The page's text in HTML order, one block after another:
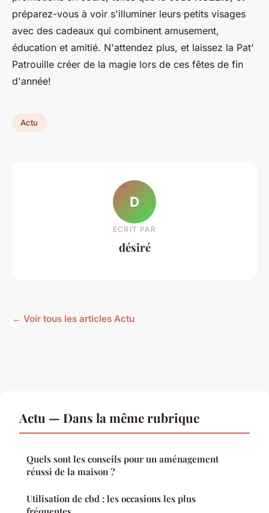
préparez-vous à voir s'illuminer leurs petits visages
avec des cadeaux qui combinent amusement,
éducation et amitié. N'attendez plus, et laissez la Pat'
Patrouille créer de la magie lors de ces fêtes de fin
d'année!
Actu
D
ECRIT PAR
désiré
← Voir tous les articles Actu
Actu — Dans la même rubrique
Quels sont les conseils pour un aménagement
réussi de la maison ?
Utilisation de cbd : les occasions les plus